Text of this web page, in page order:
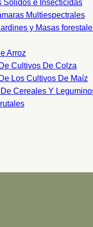
Sólidos e Insecticidas
Multiespectrales
y Masas
Arroz
Cultivos De Colza
Los Cultivos De Maíz
Cereales Y